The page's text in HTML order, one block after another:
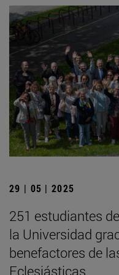
29 | 05 | 2025
251 estudiantes
la Universidad
benefactores de
Eclesiásticas